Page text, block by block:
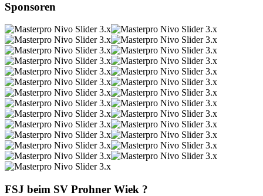
Sponsoren
FSJ beim SV Prohner Wiek ?